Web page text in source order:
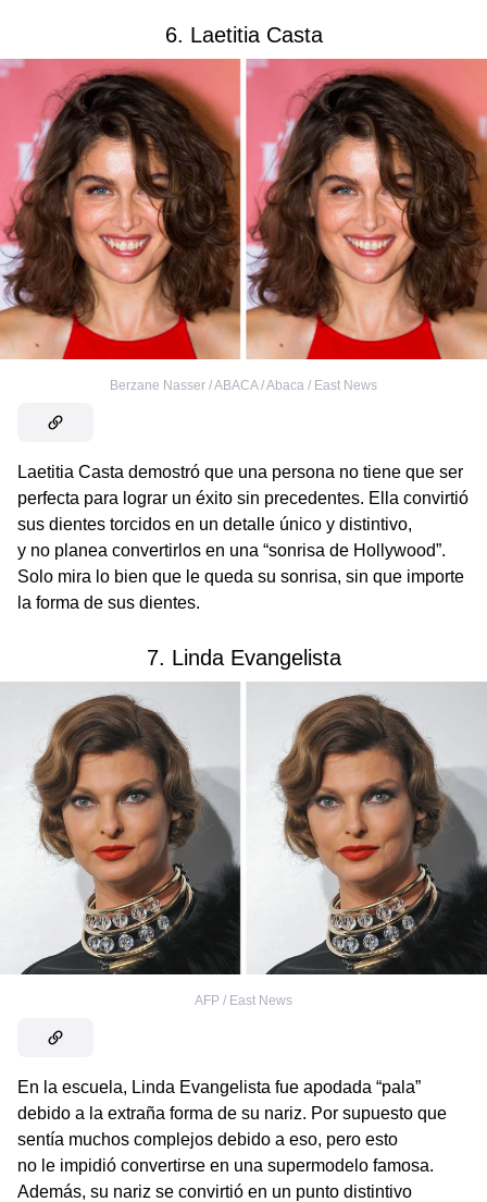
6. Laetitia Casta
Berzane Nasser / ABACA / Abaca / East News
Laetitia Casta demostró que una persona no tiene que ser
perfecta para lograr un éxito sin precedentes. Ella convirtió
sus dientes torcidos en un detalle único y distintivo,
y no planea convertirlos en una “sonrisa de Hollywood”.
Solo mira lo bien que le queda su sonrisa, sin que importe
la forma de sus dientes.
7. Linda Evangelista
AFP / East News
En la escuela, Linda Evangelista fue apodada “pala”
debido a la extraña forma de su nariz. Por supuesto que
sentía muchos complejos debido a eso, pero esto
no le impidió convertirse en una supermodelo famosa.
Además, su nariz se convirtió en un punto distintivo